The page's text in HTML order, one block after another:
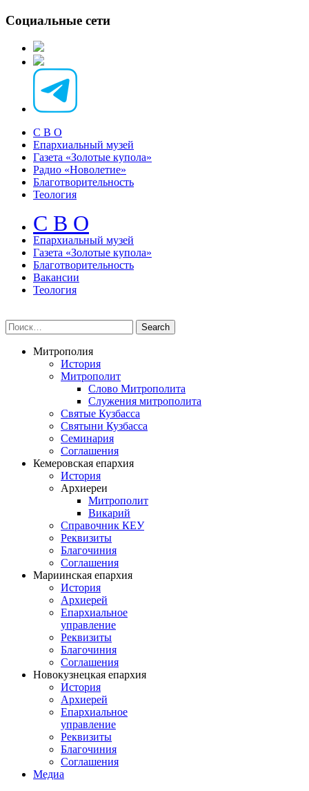
Социальные сети
С В О
Епархиальный музей
Газета «Золотые купола»
Радио «Новолетие»
Благотворительность
Теология
С В О
Епархиальный музeй
Газета «Золотые купола»
Благотворительность
Вакансии
Теология
Митрополия
История
Митрополит
Слово Митрополита
Служения митрополита
Святые Кузбасса
Святыни Кузбасса
Семинария
Соглашения
Кемеровская епархия
История
Архиереи
Митрополит
Викарий
Справочник КЕУ
Реквизиты
Благочиния
Соглашения
Мариинская епархия
История
Архиерей
Епархиальное
управление
Реквизиты
Благочиния
Соглашения
Новокузнецкая епархия
История
Архиерей
Епархиальное
управление
Реквизиты
Благочиния
Соглашения
Медиа